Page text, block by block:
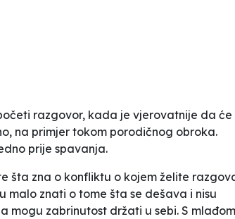
razgovor, kada je vjerovatnije da će
na primjer tokom porodičnog obroka.
prije spavanja.
šta zna o konfliktu o kojem želite
malo znati o tome šta se dešava i nisu
mogu zabrinutost držati u sebi. S mlađom